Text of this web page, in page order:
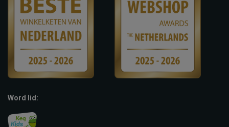
Word lid: